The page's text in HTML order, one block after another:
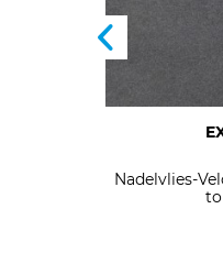
Nadelvlies-
to